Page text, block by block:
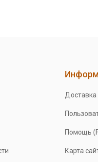
Доставка
Помощь
Карта